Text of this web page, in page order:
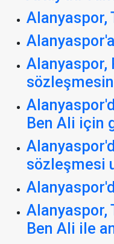
Alanyaspor,
Alanyaspor,
Ben Ali için
sözleşmesi
Alanyaspor,
Ben Ali ile